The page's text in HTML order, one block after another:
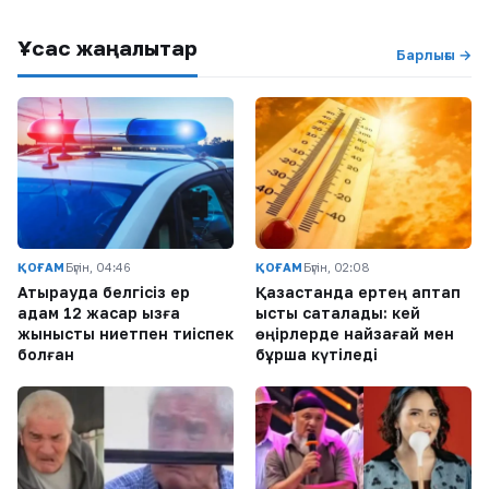
Ұқсас жаңалықтар Барлығы →
ҚОҒАМ Бүгін, 04:46
Атырауда белгісіз ер
адам 12 жасар қызға
жыныстық ниетпен тиіспек
болған
ҚОҒАМ Бүгін, 02:08
Қазақстанда ертең аптап
ыстық сақталады: кей
өңірлерде найзағай мен
бұршақ күтіледі